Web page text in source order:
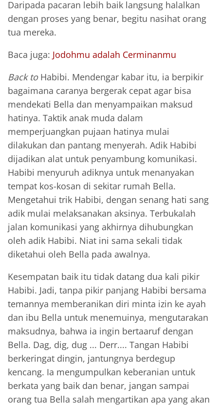
Daripada pacaran lebih baik langsung halalkan
dengan proses yang benar, begitu nasihat orang
tua mereka.
Baca juga: Jodohmu adalah Cerminanmu
Back toHabibi. Mendengar kabar itu, ia berpikir
bagaimana caranya bergerak cepat agar bisa
mendekati Bella dan menyampaikan maksud
hatinya. Taktik anak muda dalam
memperjuangkan pujaan hatinya mulai
dilakukan dan pantang menyerah. Adik Habibi
dijadikan alat untuk penyambung komunikasi.
Habibi menyuruh adiknya untuk menanyakan
tempat kos-kosan di sekitar rumah Bella.
Mengetahui trik Habibi, dengan senang hati sang
adik mulai melaksanakan aksinya. Terbukalah
jalan komunikasi yang akhirnya dihubungkan
oleh adik Habibi. Niat ini sama sekali tidak
diketahui oleh Bella pada awalnya.
Kesempatan baik itu tidak datang dua kali pikir
Habibi. Jadi, tanpa pikir panjang Habibi bersama
temannya memberanikan diri minta izin ke ayah
dan ibu Bella untuk menemuinya, mengutarakan
maksudnya, bahwa ia ingin bertaaruf dengan
Bella. Dag, dig, dug ... Derr.... Tangan Habibi
berkeringat dingin, jantungnya berdegup
kencang. Ia mengumpulkan keberanian untuk
berkata yang baik dan benar, jangan sampai
orang tua Bella salah mengartikan apa yang akan